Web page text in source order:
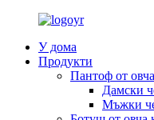
У дома
Продукти
Пантоф от
Дамски
Мъжки